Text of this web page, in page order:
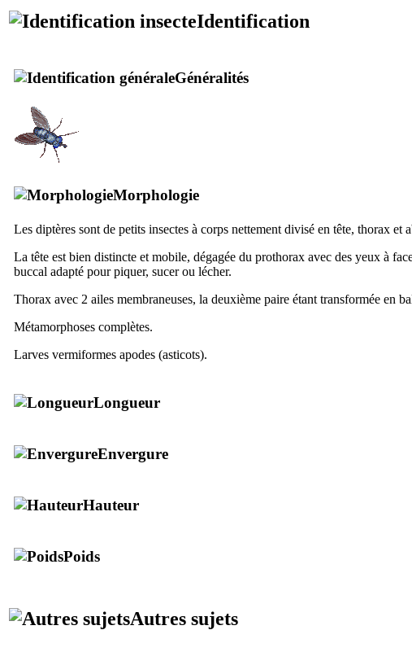
Identification
Généralités
Morphologie
Les diptères sont de petits insectes à corps nettement divisé en tête, thorax et
La tête est bien distincte et mobile, dégagée du prothorax avec des yeux à
buccal adapté pour piquer, sucer ou lécher.
Thorax avec 2 ailes membraneuses, la deuxième paire étant transformée en
Métamorphoses complètes.
Larves vermiformes apodes (asticots).
Longueur
Envergure
Hauteur
Poids
Autres sujets